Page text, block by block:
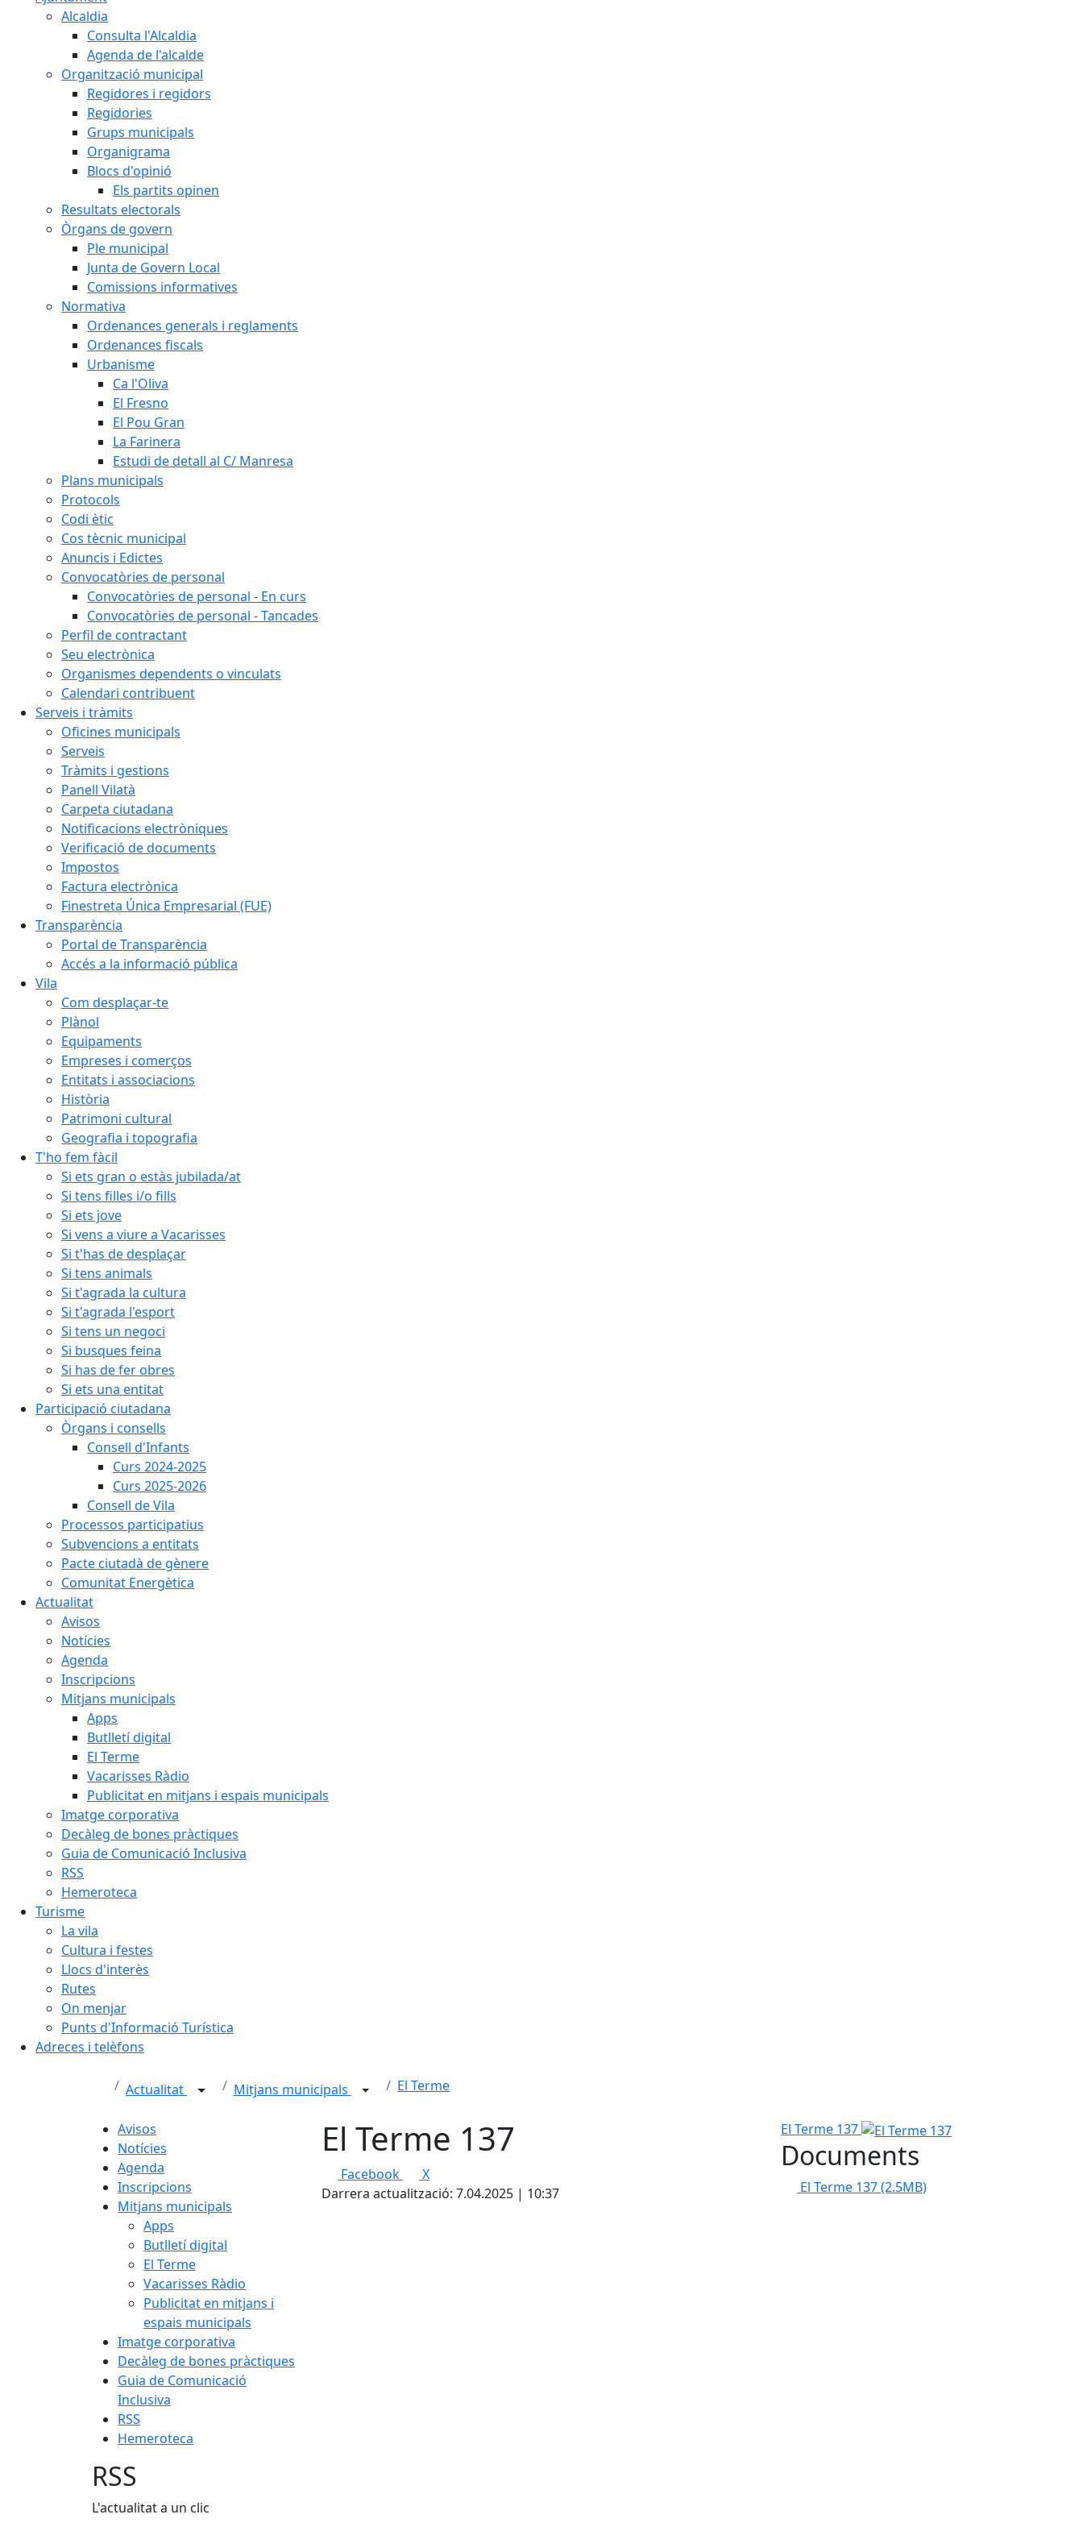
Alcaldia
Consulta l'Alcaldia
Agenda de l'alcalde
Organització municipal
Regidores i regidors
Regidories
Grups municipals
Organigrama
Blocs d'opinió
Els partits opinen
Resultats electorals
Òrgans de govern
Ple municipal
Junta de Govern Local
Comissions informatives
Normativa
Ordenances generals i reglaments
Ordenances fiscals
Urbanisme
Ca l'Oliva
El Fresno
El Pou Gran
La Farinera
Estudi de detall al C/ Manresa
Plans municipals
Protocols
Codi ètic
Cos tècnic municipal
Anuncis i Edictes
Convocatòries de personal
Convocatòries de personal - En curs
Convocatòries de personal - Tancades
Perfil de contractant
Seu electrònica
Organismes dependents o vinculats
Calendari contribuent
Serveis i tràmits
Oficines municipals
Serveis
Tràmits i gestions
Panell Vilatà
Carpeta ciutadana
Notificacions electròniques
Verificació de documents
Impostos
Factura electrònica
Finestreta Única Empresarial (FUE)
Transparència
Portal de Transparència
Accés a la informació pública
Vila
Com desplaçar-te
Plànol
Equipaments
Empreses i comerços
Entitats i associacions
Història
Patrimoni cultural
Geografia i topografia
T'ho fem fàcil
Si ets gran o estàs jubilada/at
Si tens filles i/o fills
Si ets jove
Si vens a viure a Vacarisses
Si t'has de desplaçar
Si tens animals
Si t'agrada la cultura
Si t'agrada l'esport
Si tens un negoci
Si busques feina
Si has de fer obres
Si ets una entitat
Participació ciutadana
Òrgans i consells
Consell d'Infants
Curs 2024-2025
Curs 2025-2026
Consell de Vila
Processos participatius
Subvencions a entitats
Pacte ciutadà de gènere
Comunitat Energètica
Actualitat
Avisos
Notícies
Agenda
Inscripcions
Mitjans municipals
Apps
Butlletí digital
El Terme
Vacarisses Ràdio
Publicitat en mitjans i espais municipals
Imatge corporativa
Decàleg de bones pràctiques
Guia de Comunicació Inclusiva
RSS
Hemeroteca
Turisme
La vila
Cultura i festes
Llocs d'interès
Rutes
On menjar
Punts d'Informació Turística
Adreces i telèfons
Actualitat Mitjans municipals El Terme
Avisos
Notícies
Agenda
Inscripcions
Mitjans municipals
Apps
Butlletí digital
El Terme
Vacarisses Ràdio
Publicitat en mitjans i
espais municipals
Imatge corporativa
Decàleg de bones pràctiques
Guia de Comunicació
Inclusiva
RSS
Hemeroteca
El Terme 137
Facebook
X
Darrera actualització: 7.04.2025 | 10:37
El Terme 137
Documents
El Terme 137(2.5MB)
RSS
L'actualitat a un clic